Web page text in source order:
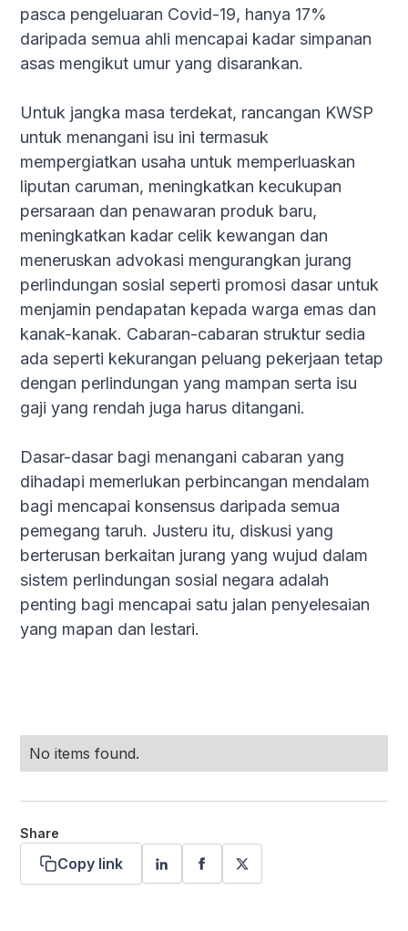
pasca pengeluaran Covid-19, hanya 17%
daripada semua ahli mencapai kadar simpanan
asas mengikut umur yang disarankan.
Untuk jangka masa terdekat, rancangan KWSP
untuk menangani isu ini termasuk
mempergiatkan usaha untuk memperluaskan
liputan caruman, meningkatkan kecukupan
persaraan dan penawaran produk baru,
meningkatkan kadar celik kewangan dan
meneruskan advokasi mengurangkan jurang
perlindungan sosial seperti promosi dasar untuk
menjamin pendapatan kepada warga emas dan
kanak-kanak. Cabaran-cabaran struktur sedia
ada seperti kekurangan peluang pekerjaan tetap
dengan perlindungan yang mampan serta isu
gaji yang rendah juga harus ditangani.
Dasar-dasar bagi menangani cabaran yang
dihadapi memerlukan perbincangan mendalam
bagi mencapai konsensus daripada semua
pemegang taruh. Justeru itu, diskusi yang
berterusan berkaitan jurang yang wujud dalam
sistem perlindungan sosial negara adalah
penting bagi mencapai satu jalan penyelesaian
yang mapan dan lestari.
No items found.
Share
Copy link